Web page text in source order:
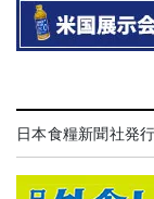
日本食糧新聞社発